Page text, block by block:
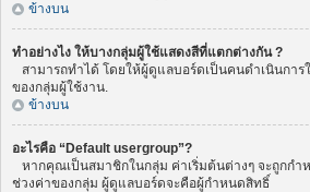
ข้างบน
ทำอย่างไง ให้บางกลุ่มผู้ใช้แสดงสีที่แตกต่างกัน ?
สามารถทำได้ โดยให้ผู้ดูแลบอร์ดเป็นคนดำเนินการ
ของกลุ่มผู้ใช้งาน.
ข้างบน
อะไรคือ “Default usergroup”?
หากคุณเป็นสมาชิกในกลุ่ม ค่าเริ่มต้นต่างๆ จะถูกกำ
ช่วงค่าของกลุ่ม ผู้ดูแลบอร์ดจะคือผู้กำหนดสิทธิ์